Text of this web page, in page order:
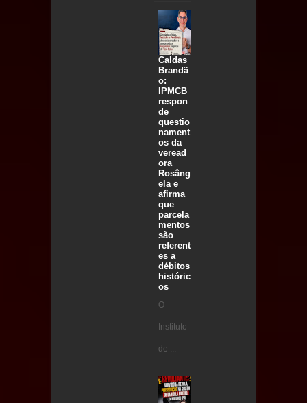
...
Caldas
Brandã
o:
IPMCB
respon
de
questio
nament
os da
veread
ora
Rosâng
ela e
afirma
que
parcela
mentos
são
referent
es a
débitos
históric
os
O
Instituto
de ...